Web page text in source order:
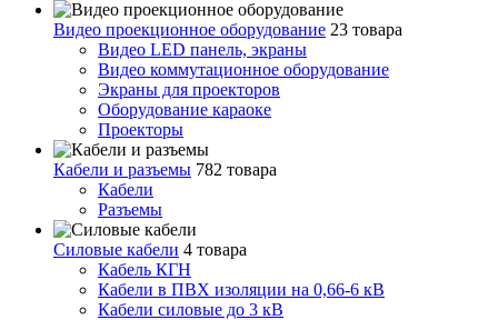
Видео проекционное оборудование 23 товара
Видео LED панель, экраны
Видео коммутационное оборудование
Экраны для проекторов
Оборудование караоке
Проекторы
Кабели и разъемы 782 товара
Кабели
Разъемы
Силовые кабели 4 товара
Кабель КГН
Кабели в ПВХ изоляции на 0,66-6 кВ
Кабели силовые до 3 кВ